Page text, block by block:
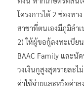
โครงการได้ 2 ช่องท
สาขาที่ตนเองมีภูมิลำ
2) ให้ผู้ขอกู้ลงทะเบีย
BAAC Family และ
วงเงินกูสูงสุดรายละ
ค่าใช้จ่ายและหรือค่า